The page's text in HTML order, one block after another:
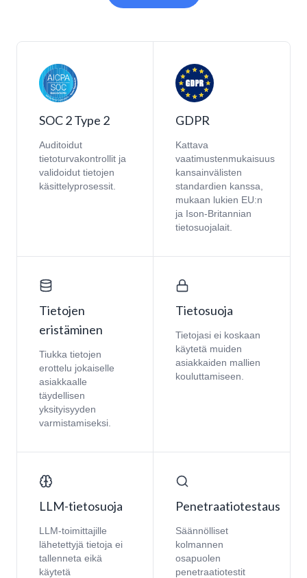
SOC 2 Type 2
Auditoidut
tietoturvakontrollit ja
validoidut tietojen
käsittelyprosessit.
GDPR
Kattava
vaatimustenmukaisuus
kansainvälisten
standardien kanssa,
mukaan lukien EU:n
ja Ison-Britannian
tietosuojalait.
Tietojen
eristäminen
Tiukka tietojen
erottelu jokaiselle
asiakkaalle
täydellisen
yksityisyyden
varmistamiseksi.
Tietosuoja
Tietojasi ei koskaan
käytetä muiden
asiakkaiden mallien
kouluttamiseen.
LLM-tietosuoja
LLM-toimittajille
lähetettyjä tietoja ei
tallenneta eikä
käytetä
Penetraatiotestaus
Säännölliset
kolmannen
osapuolen
penetraatiotestit